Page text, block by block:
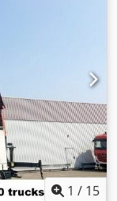
1 / 15